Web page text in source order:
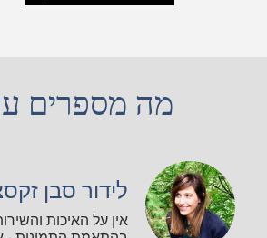
מה מספרים
לידור סבן
אין על האיכות